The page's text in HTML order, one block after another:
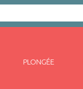
PLONGÉE